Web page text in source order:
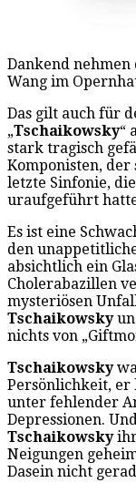
Dankend nehmen
Wang im
Das gilt auch für
„Tschaikowsky“
stark tragisch
Komponisten, der
letzte Sinfonie, die
uraufgeführt
Es ist eine
den
absichtlich ein
Cholerabazillen
mysteriösen
Tschaikowsky
nichts von
Tschaikowsky
Persönlichkeit, er
unter fehlender
Depressionen.
Tschaikowsky
Neigungen
Dasein nicht